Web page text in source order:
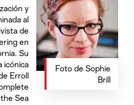
Foto de Sophie
Brill
y
al
de
en
Su
icónica
Erroll
Sea